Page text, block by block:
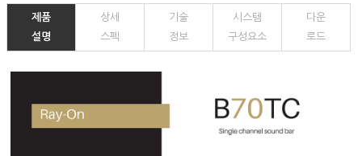
제품
설명
상세
스펙
기술
정보
시스템
구성요소
다운
로드